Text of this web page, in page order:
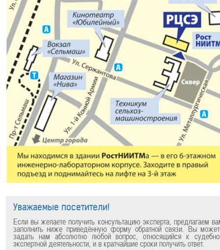
Уважаемые посетители!
Если вы желаете получить консультацию эксперта, предлагаем
заполнить ниже приведённую форму обратной связи. Вы
задать нам абсолютно любой вопрос, относящийся к
экспертной деятельности, и в кратчайшие сроки получить ответ.